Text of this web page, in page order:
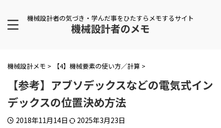
機械設計者の気づき・学んだ事をひたすらメモするサイト
機械設計者のメモ
機械設計メモ > 【4】機械要素の使い方／計算 >
【参考】アブソデックスなどの電気式イン
デックスの位置決め方法
2018年11月14日 2025年3月23日